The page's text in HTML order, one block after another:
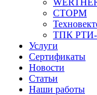
СТОРМ
ТПК РТИ-
Услуги
Сертификаты
Новости
Статьи
Наши работы